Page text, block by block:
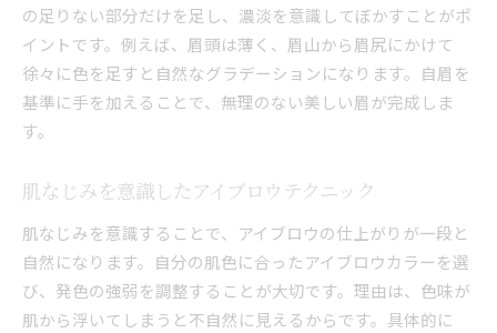
メイク直しも簡単なアイブロウ技法
眉メイク初心者も安心の描き方ガイド
初心者向けアイブロウの基本知識まとめ
失敗しないアイブロウ描き方のポイント
手順別アイブロウメイクのやり方解説
おすすめのアイブロウアイテム活用法
忙しい朝でも綺麗な眉を作る方法
時短で決まるアイブロウメイクの手順
の足りない部分だけを足し、濃淡を意識してぼかすことがポ
イントです。例えば、眉頭は薄く、眉山から眉尻にかけて
徐々に色を足すと自然なグラデーションになります。自眉を
基準に手を加えることで、無理のない美しい眉が完成しま
す。
肌なじみを意識したアイブロウテクニック
肌なじみを意識することで、アイブロウの仕上がりが一段と
自然になります。自分の肌色に合ったアイブロウカラーを選
び、発色の強弱を調整することが大切です。理由は、色味が
肌から浮いてしまうと不自然に見えるからです。具体的に